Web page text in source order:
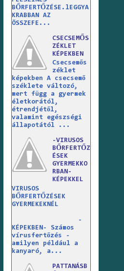
BŐRFERTŐZÉSE.lEGGYA
KRABBAN AZ
ÖSSZEFE...
CSECSEMŐS
ZÉKLET
KÉPEKBEN
Csecsemős
zéklet
képekben A csecsemő
széklete változó,
mert függ a gyermek
életkorától,
étrendjétől,
valamint egészségi
állapotától ...
-VIRUSOS
BŐRFERTŐZ
ÉSEK
GYERMEKKO
RBAN-
KÉPEKKEL
VIRUSOS
BŐRFERTŐZÉSEK
GYERMEKEKNÉL
-
KÉPEKBEN- Számos
vírusfertőzés -
amilyen például a
kanyaró, a...
PATTANÁSB